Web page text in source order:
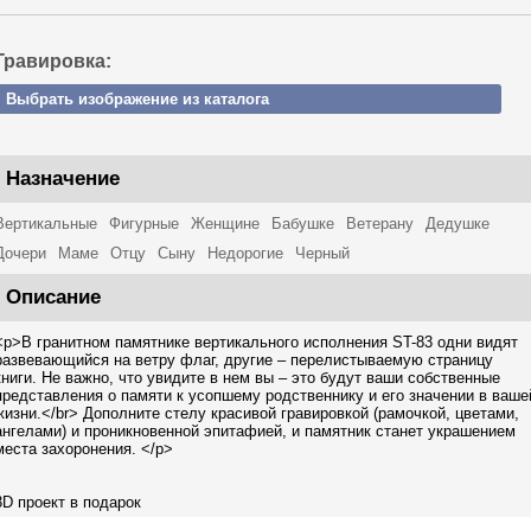
Выбрать изображение из каталога
Назначение
Фигурные Женщине Бабушке Ветерану
Дедушке
Маме Отцу Сыну Недорогие Черный
Описание
гранитном памятнике вертикального исполнения ST-83 одни видят
на ветру флаг, другие – перелистываемую страницу
Не важно, что увидите в нем вы – это будут ваши собственные
о памяти к усопшему родственнику и его значении в
br> Дополните стелу красивой гравировкой (рамочкой, цветами,
и проникновенной эпитафией, и памятник станет украшением
захоронения. </p>
проект в подарок